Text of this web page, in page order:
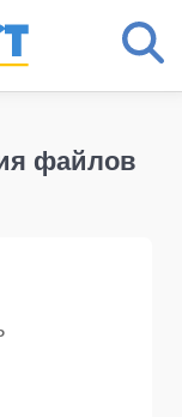
файлов